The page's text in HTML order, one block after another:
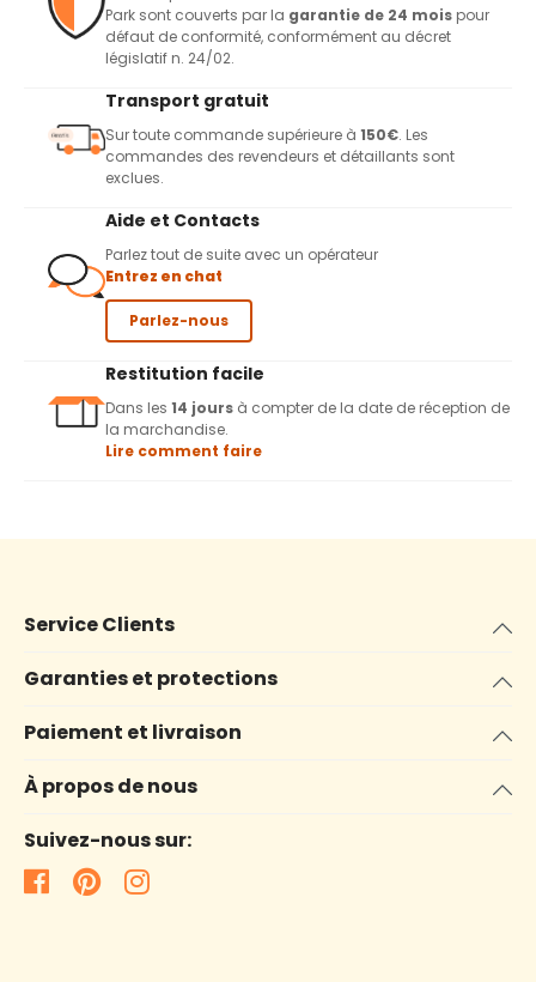
Park sont couverts par la garantie de 24 mois pour
défaut de conformité, conformément au décret
législatif n. 24/02.
Transport gratuit
Sur toute commande supérieure à 150€. Les
commandes des revendeurs et détaillants sont
exclues.
Aide et Contacts
Parlez tout de suite avec un opérateur
Entrez en chat
Parlez-nous
Restitution facile
Dans les 14 jours à compter de la date de réception de
la marchandise.
Lire comment faire
Service Clients
Garanties et protections
Paiement et livraison
À propos de nous
Suivez-nous sur: